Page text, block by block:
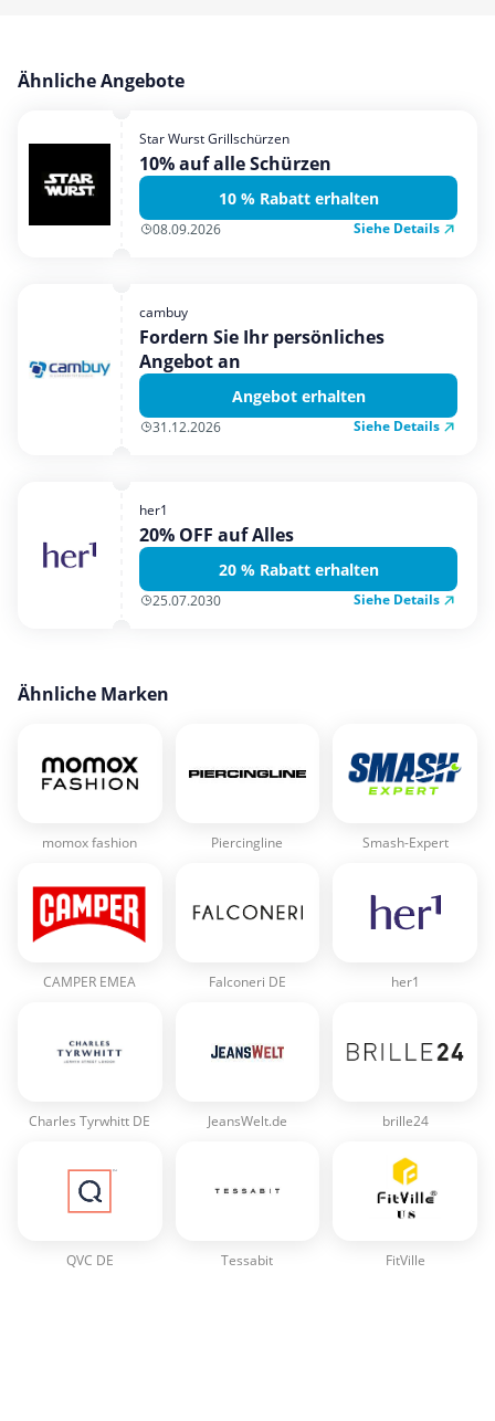
Ähnliche Angebote
Star Wurst Grillschürzen
10% auf alle Schürzen
10 % Rabatt erhalten
08.09.2026 Siehe Details
cambuy
Fordern Sie Ihr persönliches
Angebot an
Angebot erhalten
31.12.2026 Siehe Details
her1
20% OFF auf Alles
20 % Rabatt erhalten
25.07.2030 Siehe Details
Ähnliche Marken
momox fashion Piercingline Smash-Expert
CAMPER EMEA Falconeri DE her1
Charles Tyrwhitt DE JeansWelt.de brille24
QVC DE Tessabit FitVille